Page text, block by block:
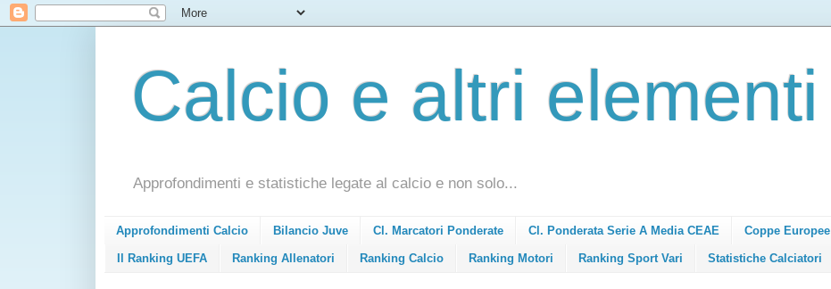
Calcio e altri elementi
Approfondimenti e statistiche legate al calcio e non solo...
Approfondimenti Calcio Bilancio Juve Cl. Marcatori Ponderate Cl. Ponderata Serie A Media CEAE Coppe Europee
Il Ranking UEFA Ranking Allenatori Ranking Calcio Ranking Motori Ranking Sport Vari Statistiche Calciatori